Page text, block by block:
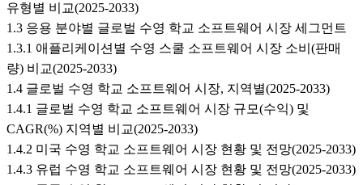
유형별 비교(2025-2033)
1.3 응용 분야별 글로벌 수영 학교 소프트웨어 시장 세그먼트
1.3.1 애플리케이션별 수영 스쿨 소프트웨어 시장 소비(판매
량) 비교(2025-2033)
1.4 글로벌 수영 학교 소프트웨어 시장, 지역별(2025-2033)
1.4.1 글로벌 수영 학교 소프트웨어 시장 규모(수익) 및
CAGR(%) 지역별 비교(2025-2033)
1.4.2 미국 수영 학교 소프트웨어 시장 현황 및 전망(2025-2033)
1.4.3 유럽 수영 학교 소프트웨어 시장 현황 및 전망(2025-2033)